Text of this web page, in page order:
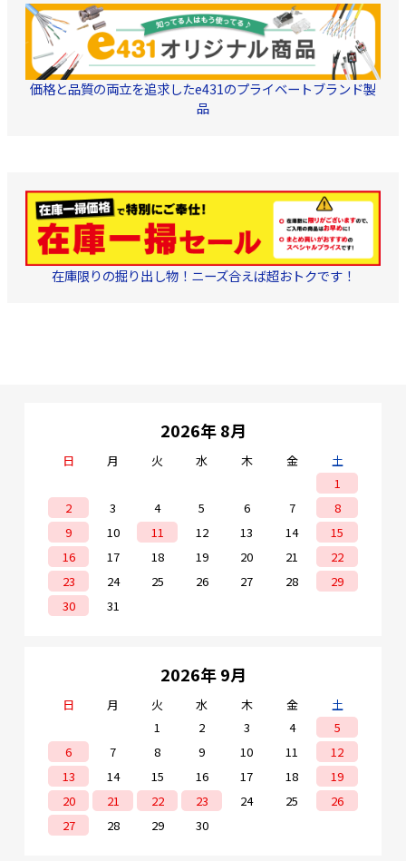
BG） ・材質：特殊鋼 ■
注意事項 ・本来の目的以
外では使用しないで下さ
い。 ・作業時は周りの安
全を確かめてご使用下さ
い。 ・保護メガネ等を着
用して作業をして下さ
い。 ・能力以上の使用は
しないで下さい。 ・感電
価格と品質の両立を追求したe431のプライベートブランド製
品
在庫限りの掘り出し物！ニーズ合えば超おトクです！
2026年 8月
日 月 火 水 木 金
土
1
2
3 4 5 6 7
8
9
10 11 12 13 14
15
16
17 18 19 20 21
22
23
24 25 26 27 28
29
30
31
2026年 9月
日 月 火 水 木 金
土
1
2 3 4
5
6
7 8 9 10 11
12
13
14 15 16 17 18
19
20
21 22 23 24 25
26
27
28 29 30